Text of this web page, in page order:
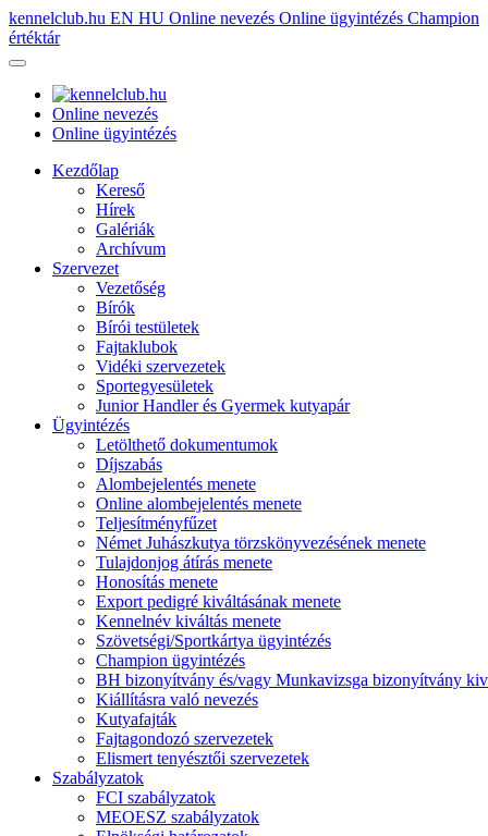
kennelclub.hu EN HU Online nevezés Online ügyintézés Champion
értéktár
Online nevezés
Online ügyintézés
Kezdőlap
Kereső
Hírek
Galériák
Archívum
Szervezet
Vezetőség
Bírók
Bírói testületek
Fajtaklubok
Vidéki szervezetek
Sportegyesületek
Junior Handler és Gyermek kutyapár
Ügyintézés
Letölthető dokumentumok
Díjszabás
Alombejelentés menete
Online alombejelentés menete
Teljesítményfűzet
Német Juhászkutya törzskönyvezésének menete
Tulajdonjog átírás menete
Honosítás menete
Export pedigré kiváltásának menete
Kennelnév kiváltás menete
Szövetségi/Sportkártya ügyintézés
Champion ügyintézés
BH bizonyítvány és/vagy Munkavizsga bizonyítvány
Kiállításra való nevezés
Kutyafajták
Fajtagondozó szervezetek
Elismert tenyésztői szervezetek
Szabályzatok
FCI szabályzatok
MEOESZ szabályzatok